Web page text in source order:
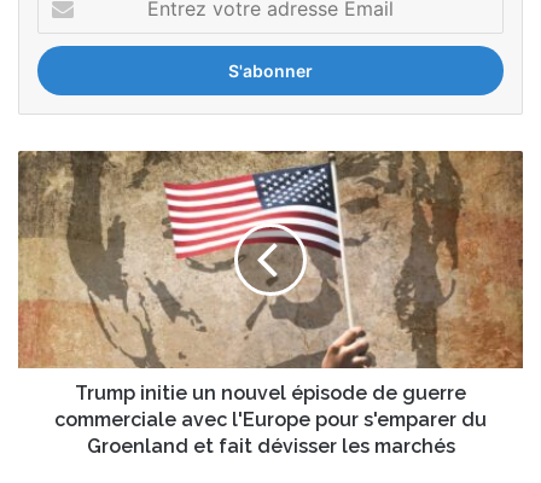
votre
adresse
Email
Trump
initie
un
nouvel
épisode
de
guerre
commerciale
avec
l'Europe
s'emparer
Trump initie un nouvel épisode de guerre
commerciale avec l'Europe pour s'emparer du
Groenland et fait dévisser les marchés